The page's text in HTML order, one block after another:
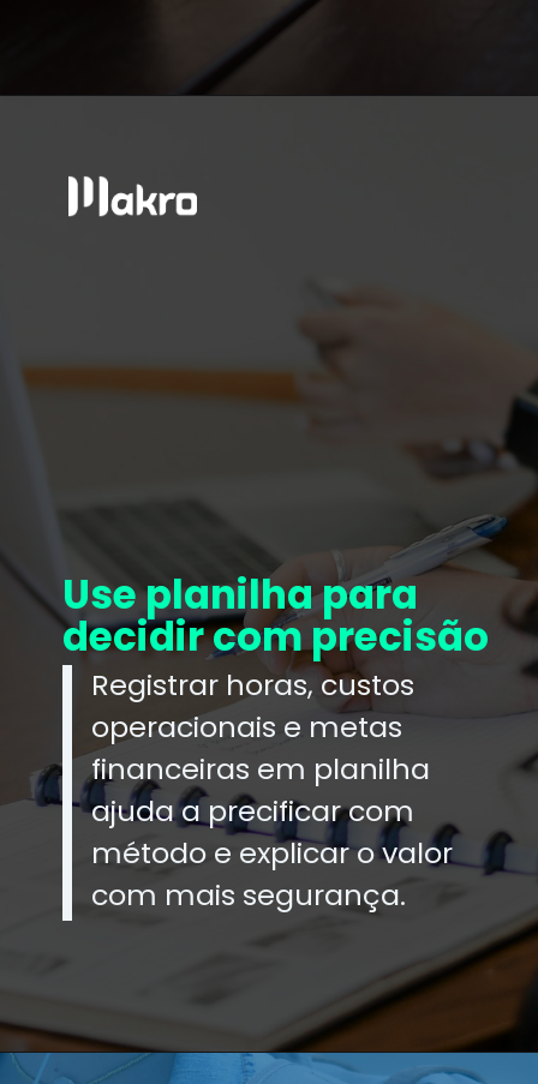
Use planilha para
decidir com precisão
Registrar horas, custos
operacionais e metas
financeiras em planilha
ajuda a precificar com
método e explicar o valor
com mais segurança.